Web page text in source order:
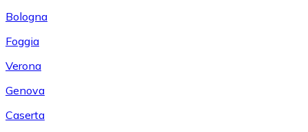
Bologna
Foggia
Verona
Genova
Caserta